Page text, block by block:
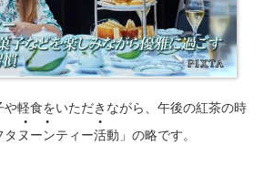
や軽食をいただきながら、午後の紅茶の時
ヌーン
●●
ティー活
●
動」の略です。